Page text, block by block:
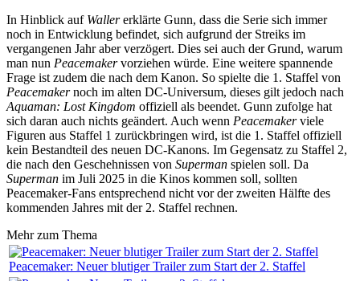
In Hinblick auf Wallererklärte Gunn, dass die Serie sich immer
noch in Entwicklung befindet, sich aufgrund der Streiks im
vergangenen Jahr aber verzögert. Dies sei auch der Grund, warum
man nun Peacemakervorziehen würde. Eine weitere spannende
Frage ist zudem die nach dem Kanon. So spielte die 1. Staffel von
Peacemakernoch im alten DC-Universum, dieses gilt jedoch nach
Aquaman: Lost Kingdom offiziell als beendet. Gunn zufolge hat
sich daran auch nichts geändert. Auch wenn Peacemakerviele
Figuren aus Staffel 1 zurückbringen wird, ist die 1. Staffel offiziell
kein Bestandteil des neuen DC-Kanons. Im Gegensatz zu Staffel 2,
die nach den Geschehnissen von Superman spielen soll. Da
Superman im Juli 2025 in die Kinos kommen soll, sollten
Peacemaker-Fans entsprechend nicht vor der zweiten Hälfte des
kommenden Jahres mit der 2. Staffel rechnen.
Mehr zum Thema
Peacemaker: Neuer blutiger Trailer zum Start der 2. Staffel